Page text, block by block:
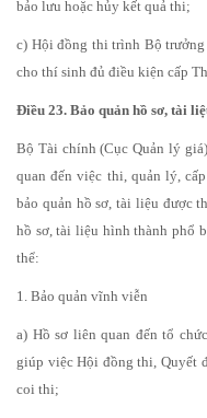
bảo lưu hoặc hủy kết quả thi;
c) Hội đồng thi trình Bộ
cho thí sinh đủ điều kiện cấp
Điều 23. Bảo quản hồ sơ, tài
Bộ Tài chính (Cục Quản lý
quan đến việc thi, quản lý,
bảo quản hồ sơ, tài liệu được
hồ sơ, tài liệu hình thành phổ
thể:
1. Bảo quản vĩnh viễn
a) Hồ sơ liên quan đến tổ
giúp việc Hội đồng thi, Quyết
coi thi;